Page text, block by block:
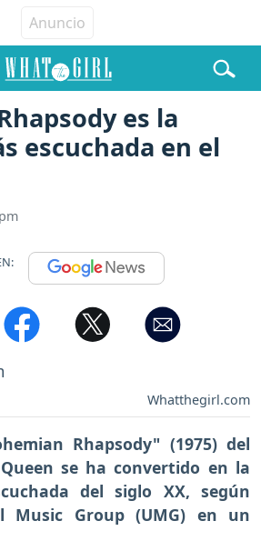
es la
escuchada en el
Whatthegirl.com
Rhapsody" (1975) del
se ha convertido en la
del siglo XX, según
Music Group (UMG) en un